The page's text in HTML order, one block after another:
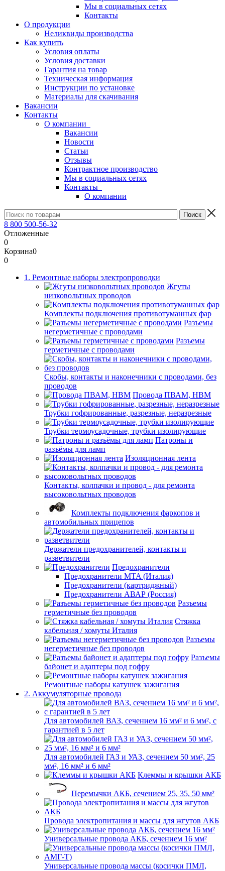
Мы в социальных сетях
Контакты
О продукции
Неликвиды производства
Как купить
Условия оплаты
Условия доставки
Гарантия на товар
Техническая информация
Инструкции по установке
Материалы для скачивания
Вакансии
Контакты
О компании
Вакансии
Новости
Статьи
Отзывы
Контрактное производство
Мы в социальных сетях
Контакты
О компании
8 800 500-56-32
Отложенные
0
Корзина0
0
1. Ремонтные наборы электропроводки
Жгуты
низковольтных проводов
Комплекты подключения противотуманных фар
Разъемы
негерметичные с проводами
Разъемы
герметичные с проводами
Скобы, контакты и наконечники с проводами, без
проводов
Провода ПВАМ, НВМ
Трубки гофрированные, разрезные, неразрезные
Трубки термоусадочные, трубки изолирующие
Патроны и
разъёмы для ламп
Изоляционная лента
Контакты, колпачки и провод - для ремонта
высоковольтных проводов
Комплекты подключения фаркопов и
автомобильных прицепов
Держатели предохранителей, контакты и
разветвители
Предохранители
Предохранители MTA (Италия)
Предохранители (картриджный)
Предохранители АВАР (Россия)
Разъемы
герметичные без проводов
Стяжка
кабельная / хомуты Италия
Разъемы
негерметичные без проводов
Разъемы
байонет и адаптеры под гофру
Ремонтные наборы катушек зажигания
2. Аккумуляторные провода
Для автомобилей ВАЗ, сечением 16 мм² и 6 мм², с
гарантией в 5 лет
Для автомобилей ГАЗ и УАЗ, сечением 50 мм², 25
мм², 16 мм² и 6 мм²
Клеммы и крышки АКБ
Перемычки АКБ, сечением 25, 35, 50 мм²
Провода электропитания и массы для жгутов АКБ
Универсальные провода АКБ, сечением 16 мм²
Универсальные провода массы (косички ПМЛ,